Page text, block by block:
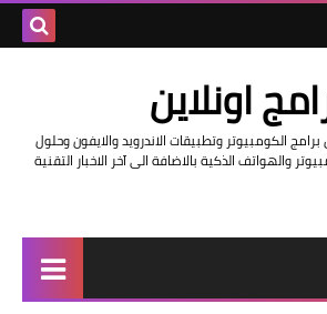
اونلاين
الكومبيوتر وتطبيقات الاندرويد والايفون وحلول
والهواتف الذكية بالاضافة الى آخر الاخبار التقنية